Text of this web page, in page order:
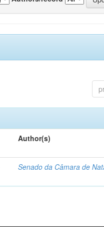
Author(s)
Senado da Câmara de